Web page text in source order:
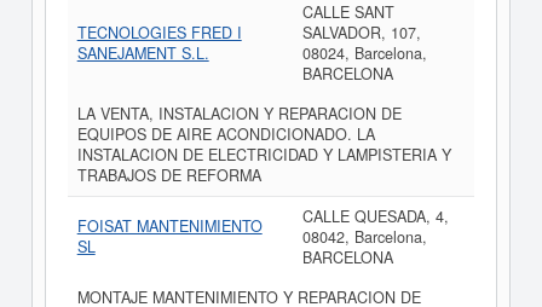
TECNOLOGIES FRED I
SANEJAMENT S.L.
CALLE SANT
SALVADOR, 107,
08024, Barcelona,
BARCELONA
LA VENTA, INSTALACION Y REPARACION DE
EQUIPOS DE AIRE ACONDICIONADO. LA
INSTALACION DE ELECTRICIDAD Y LAMPISTERIA Y
TRABAJOS DE REFORMA
FOISAT MANTENIMIENTO
SL
CALLE QUESADA, 4,
08042, Barcelona,
BARCELONA
MONTAJE MANTENIMIENTO Y REPARACION DE